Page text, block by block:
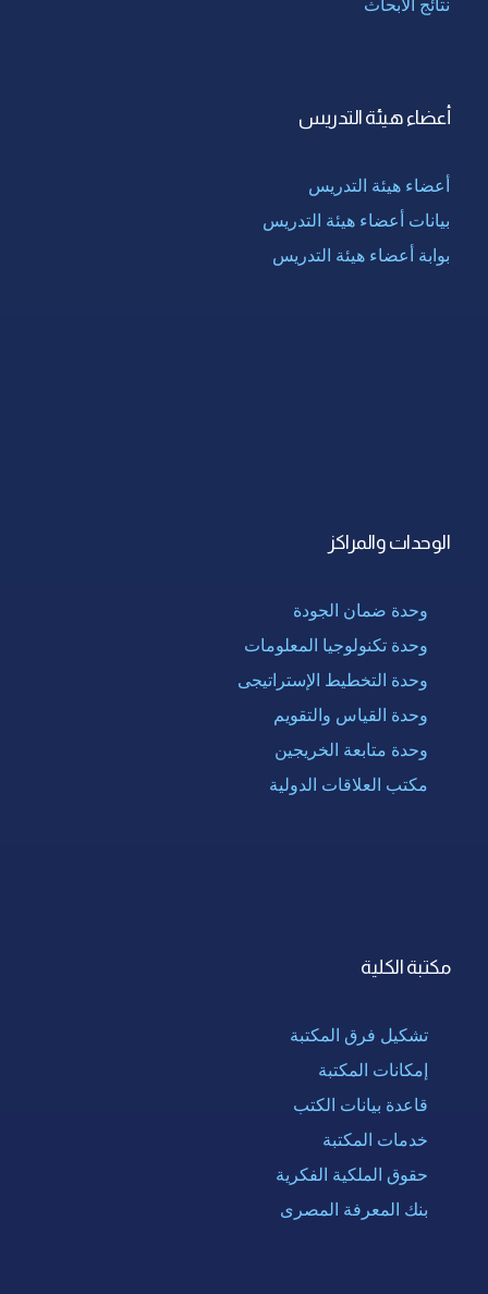
أعضاء هيئة التدريس
أعضاء هيئة التدريس
بيانات أعضاء هيئة التدريس
بوابة أعضاء هيئة التدريس
الوحدات والمراكز
وحدة ضمان الجودة
وحدة تكنولوجيا المعلومات
وحدة التخطيط الإستراتيجى
وحدة القياس والتقويم
وحدة متابعة الخريجين
مكتب العلاقات الدولية
مكتبة الكلية
تشكيل فرق المكتبة
إمكانات المكتبة
قاعدة بيانات الكتب
خدمات المكتبة
حقوق الملكية الفكرية
بنك المعرفة المصرى